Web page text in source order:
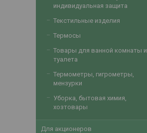
индивидуальная защита
Текстильные изделия
Термосы
Товары для ванной комнаты и
туалета
Термометры, гигрометры,
мензурки
Уборка, бытовая химия,
хозтовары
Для акционеров